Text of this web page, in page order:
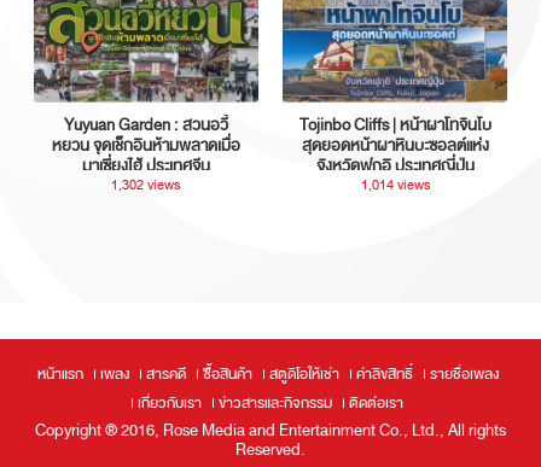
Yuyuan Garden : สวนอวี้
หยวน จุดเช็กอินห้ามพลาดเมื่อ
มาเซี่ยงไฮ้ ประเทศจีน
1,302 views
Tojinbo Cliffs | หน้าผาโทจินโบ
สุดยอดหน้าผาหินบะซอลต์แห่ง
จังหวัดฟุกุอิ ประเทศญี่ปุ่น
1,014 views
หน้าแรก เพลง สารคดี ซื้อสินค้า สตูดิโอให้เช่า ค่าลิขสิทธิ์
รายชื่อเพลง
เกี่ยวกับเรา
ข่าวสารและกิจกรรม ติดต่อเรา
Copyright ® 2016, Rose Media and Entertainment Co., Ltd., All rights
Reserved.